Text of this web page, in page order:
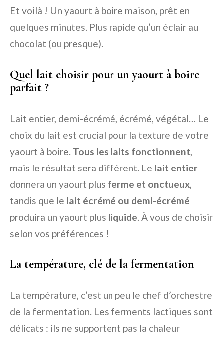
Et voilà ! Un yaourt à boire maison, prêt en
quelques minutes. Plus rapide qu’un éclair au
chocolat (ou presque).
Quel lait choisir pour un yaourt à boire
parfait ?
Lait entier, demi-écrémé, écrémé, végétal… Le
choix du lait est crucial pour la texture de votre
yaourt à boire. Tous les laits fonctionnent,
mais le résultat sera différent. Le lait entier
donnera un yaourt plus ferme et onctueux,
tandis que le lait écrémé ou demi-écrémé
produira un yaourt plus liquide. À vous de choisir
selon vos préférences !
La température, clé de la fermentation
La température, c’est un peu le chef d’orchestre
de la fermentation. Les ferments lactiques sont
délicats : ils ne supportent pas la chaleur